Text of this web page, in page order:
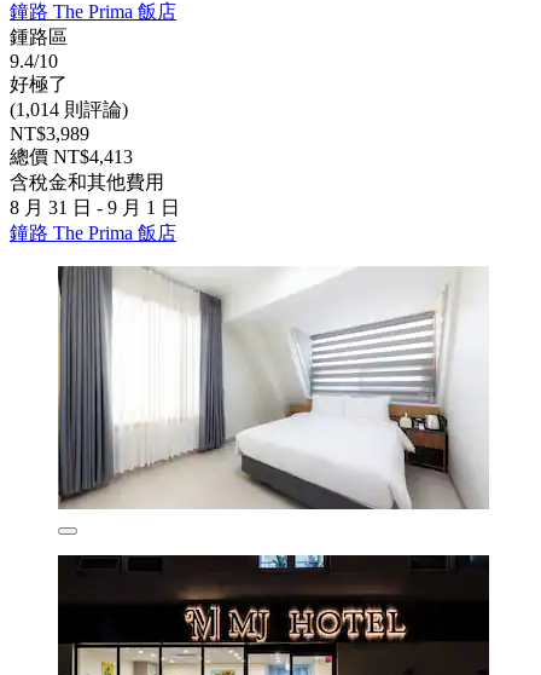
鐘路 The Prima 飯店
鍾路區
9.4/10
好極了
(1,014 則評論)
NT$3,989
總價 NT$4,413
含稅金和其他費用
8 月 31 日 - 9 月 1 日
鐘路 The Prima 飯店